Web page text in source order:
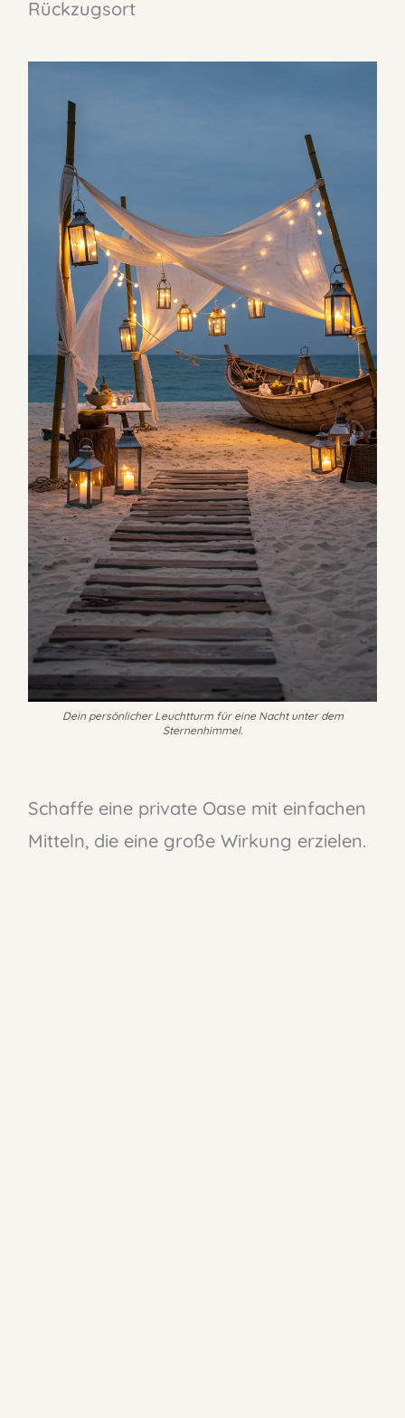
Rückzugsort
Dein persönlicher Leuchtturm für eine Nacht unter dem
Sternenhimmel.
Schaffe eine private Oase mit einfachen
Mitteln, die eine große Wirkung erzielen.